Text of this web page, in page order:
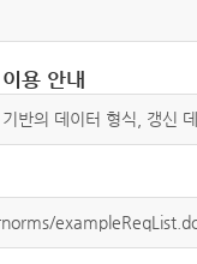
용 안내
반의 데이터 형식, 갱신